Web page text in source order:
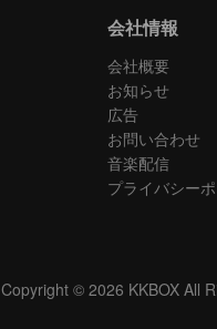
会社情報
会社概要
お知らせ
広告
お問い合わせ
音楽配信
プライバシー
Copyright © 2026 KKBOX All